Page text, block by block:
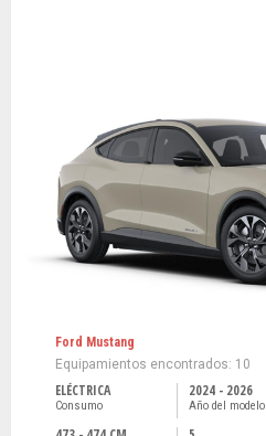
Ford Mustang
Equipamientos encontrados: 10
ELÉCTRICA
Consumo
2024 - 2026
Año del modelo